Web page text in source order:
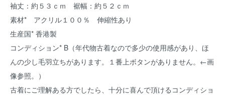
袖丈：約５３ｃｍ 裾幅：約５２ｃｍ
素材* アクリル１００％ 伸縮性あり
生産国* 香港製
コンディション* B（年代物古着なので多少の使用感があり、ほ
んの少し毛羽立ちがあります。１番上ボタンがありません。←画
像参照。）
古着にご理解ある方でしたら、十分に喜んで頂けるコンディショ